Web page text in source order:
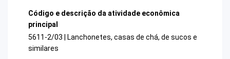
Código e descrição da atividade econômica
principal
5611-2/03 | Lanchonetes, casas de chá, de sucos e
similares